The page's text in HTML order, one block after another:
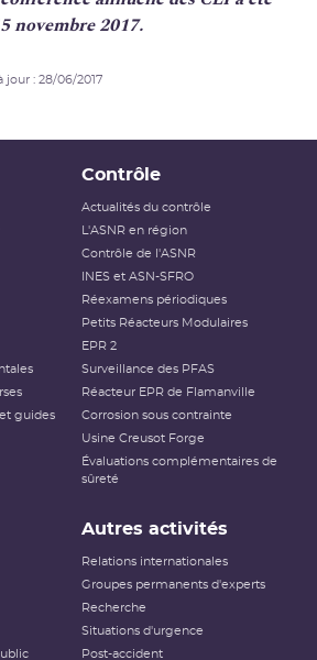
novembre 2017.
jour : 28/06/2017
guides
Contrôle
Actualités du contrôle
L'ASNR en région
Contrôle de l'ASNR
INES et ASN-SFRO
Réexamens périodiques
Petits Réacteurs Modulaires
EPR 2
Surveillance des PFAS
Réacteur EPR de Flamanville
Corrosion sous contrainte
Usine Creusot Forge
Évaluations complémentaires de
sûreté
Autres activités
Relations internationales
Groupes permanents d'experts
Recherche
Situations d'urgence
Post-accident